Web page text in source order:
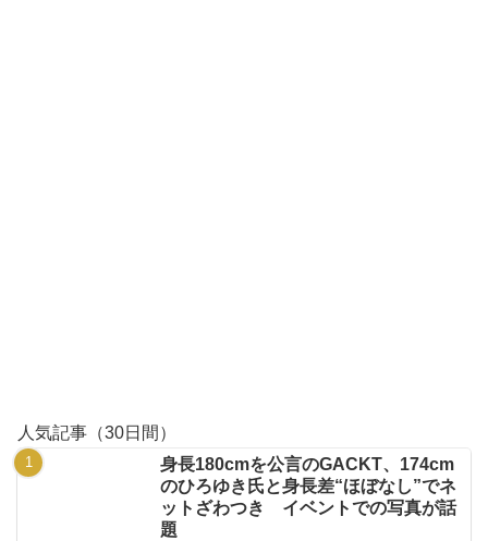
人気記事（30日間）
身長180cmを公言のGACKT、174cm
のひろゆき氏と身長差“ほぼなし”でネ
ットざわつき イベントでの写真が話
題